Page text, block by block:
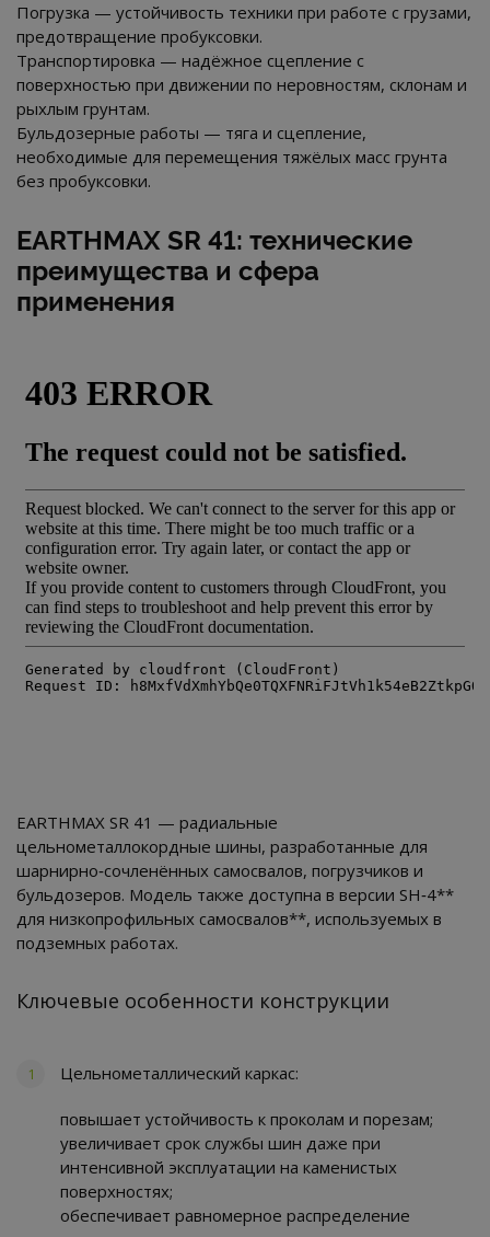
Погрузка — устойчивость техники при работе с грузами,
предотвращение пробуксовки.
Транспортировка — надёжное сцепление с
поверхностью при движении по неровностям, склонам и
рыхлым грунтам.
Бульдозерные работы — тяга и сцепление,
необходимые для перемещения тяжёлых масс грунта
без пробуксовки.
EARTHMAX SR 41: технические
преимущества и сфера
применения
EARTHMAX SR 41 — радиальные
цельнометаллокордные шины, разработанные для
шарнирно‑сочленённых самосвалов, погрузчиков и
бульдозеров. Модель также доступна в версии SH‑4**
для низкопрофильных самосвалов**, используемых в
подземных работах.
Ключевые особенности конструкции
Цельнометаллический каркас:
повышает устойчивость к проколам и порезам;
увеличивает срок службы шин даже при
интенсивной эксплуатации на каменистых
поверхностях;
обеспечивает равномерное распределение